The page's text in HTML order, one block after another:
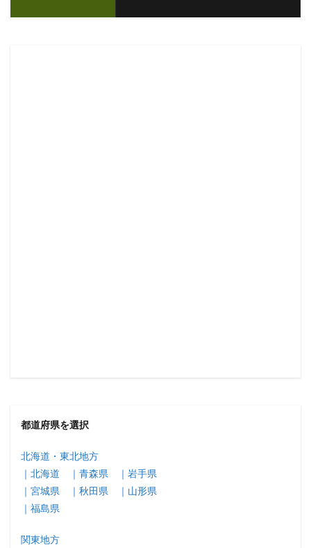
都道府県を選択
北海道・東北地方
｜北海道
｜青森県
｜岩手県
｜宮城県
｜秋田県
｜山形県
｜福島県
関東地方